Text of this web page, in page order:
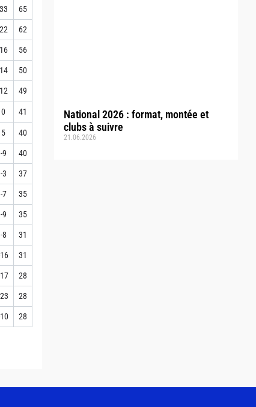
National 2026 : format, montée et
clubs à suivre
21.06.2026
33 65
22 62
16 56
14 50
12 49
0 41
5 40
-9 40
-3 37
-7 35
-9 35
-8 31
31
28
28
28